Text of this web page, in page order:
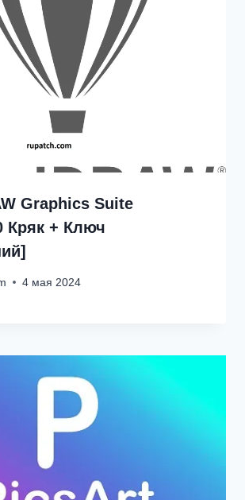
Graphics Suite
Кряк + Ключ
4 мая 2024